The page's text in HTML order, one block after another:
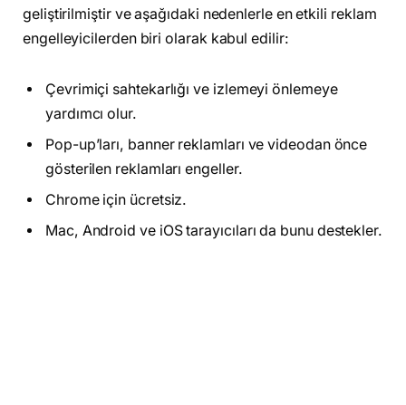
geliştirilmiştir ve aşağıdaki nedenlerle en etkili reklam
engelleyicilerden biri olarak kabul edilir:
Çevrimiçi sahtekarlığı ve izlemeyi önlemeye
yardımcı olur.
Pop-up’ları, banner reklamları ve videodan önce
gösterilen reklamları engeller.
Chrome için ücretsiz.
Mac, Android ve iOS tarayıcıları da bunu destekler.